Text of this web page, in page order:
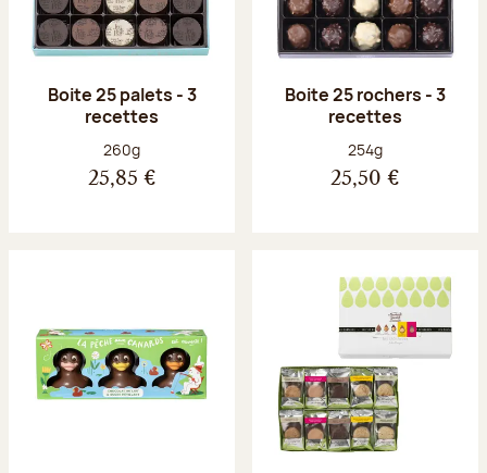
Boite 25 palets - 3
recettes
Poids net :
260g
25,85 €
Boite 25 rochers - 3
recettes
Poids net :
254g
25,50 €